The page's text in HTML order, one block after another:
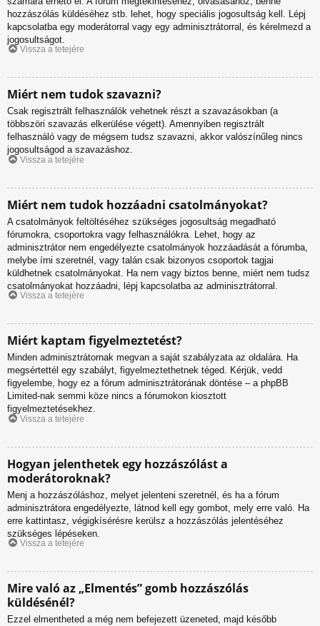
hozzászólás küldéséhez stb. lehet, hogy speciális jogosultság kell. Lépj
kapcsolatba egy moderátorral vagy egy adminisztrátorral, és kérelmezd a
jogosultságot.
Vissza a tetejére
Miért nem tudok szavazni?
Csak regisztrált felhasználók vehetnek részt a szavazásokban (a
többszöri szavazás elkerülése végett). Amennyiben regisztrált
felhasználó vagy de mégsem tudsz szavazni, akkor valószínűleg nincs
jogosultságod a szavazáshoz.
Vissza a tetejére
Miért nem tudok hozzáadni csatolmányokat?
A csatolmányok feltöltéséhez szükséges jogosultság megadható
fórumokra, csoportokra vagy felhasználókra. Lehet, hogy az
adminisztrátor nem engedélyezte csatolmányok hozzáadását a fórumba,
melybe írni szeretnél, vagy talán csak bizonyos csoportok tagjai
küldhetnek csatolmányokat. Ha nem vagy biztos benne, miért nem tudsz
csatolmányokat hozzáadni, lépj kapcsolatba az adminisztrátorral.
Vissza a tetejére
Miért kaptam figyelmeztetést?
Minden adminisztrátornak megvan a saját szabályzata az oldalára. Ha
megsértettél egy szabályt, figyelmeztethetnek téged. Kérjük, vedd
figyelembe, hogy ez a fórum adminisztrátorának döntése – a phpBB
Limited-nak semmi köze nincs a fórumokon kiosztott
figyelmeztetésekhez.
Vissza a tetejére
Hogyan jelenthetek egy hozzászólást a
moderátoroknak?
Menj a hozzászóláshoz, melyet jelenteni szeretnél, és ha a fórum
adminisztrátora engedélyezte, látnod kell egy gombot, mely erre való. Ha
erre kattintasz, végigkísérésre kerülsz a hozzászólás jelentéséhez
szükséges lépéseken.
Vissza a tetejére
Mire való az „Elmentés” gomb hozzászólás
küldésénél?
Ezzel elmentheted a még nem befejezett üzeneted, majd később